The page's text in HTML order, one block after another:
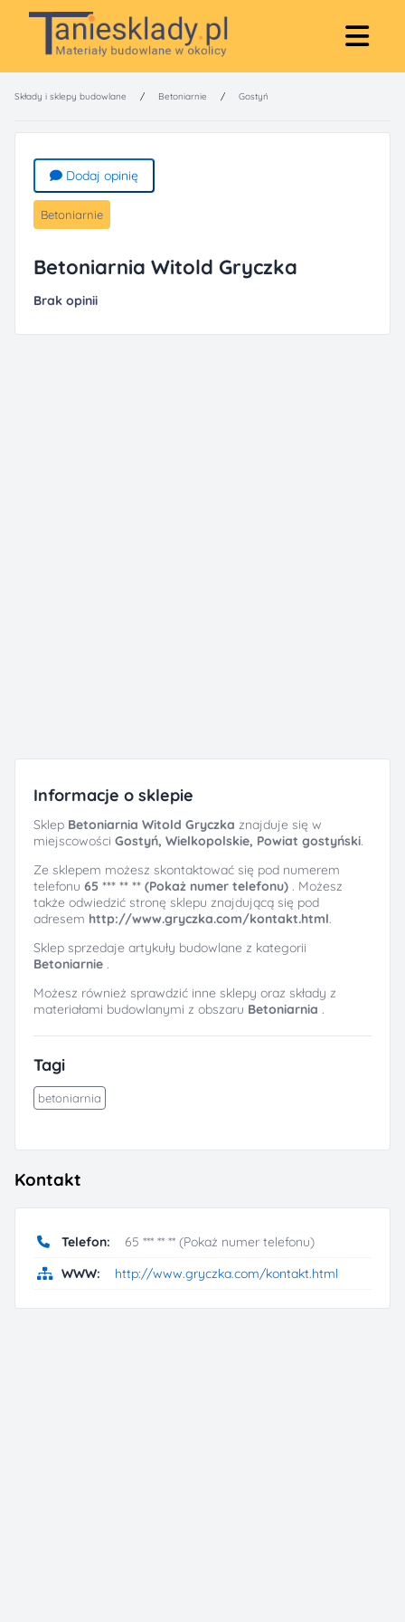
Składy i sklepy budowlane / Betoniarnie / Gostyń
Dodaj opinię
Betoniarnie
Betoniarnia Witold Gryczka
Brak opinii
Informacje o sklepie
Sklep Betoniarnia Witold Gryczka znajduje się w
miejscowości Gostyń, Wielkopolskie, Powiat gostyński.
Ze sklepem możesz skontaktować się pod numerem
telefonu 65 *** ** ** (Pokaż numer telefonu) . Możesz
także odwiedzić stronę sklepu znajdującą się pod
adresem http://www.gryczka.com/kontakt.html.
Sklep sprzedaje artykuły budowlane z kategorii
Betoniarnie .
Możesz również sprawdzić inne sklepy oraz składy z
materiałami budowlanymi z obszaru Betoniarnia .
Tagi
betoniarnia
Kontakt
Telefon:
65 *** ** ** (Pokaż numer telefonu)
WWW:
http://www.gryczka.com/kontakt.html